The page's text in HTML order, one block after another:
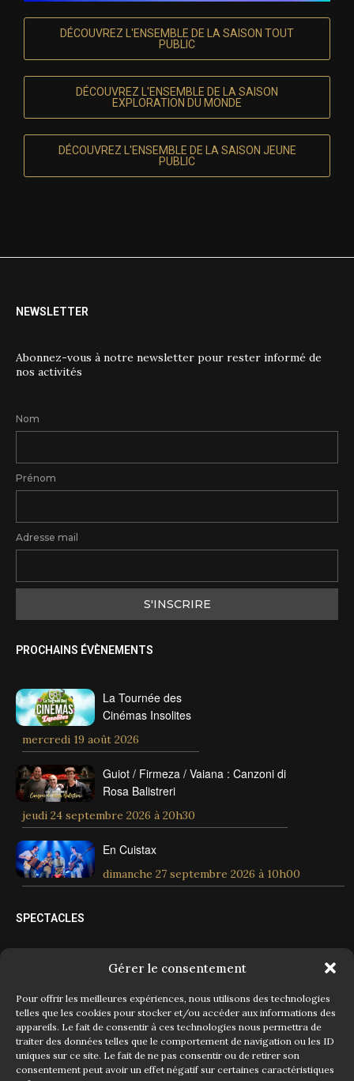
Gérer le consentement
Pour offrir les meilleures expériences, nous utilisons des technologies
telles que les cookies pour stocker et/ou accéder aux informations des
appareils. Le fait de consentir à ces technologies nous permettra de
traiter des données telles que le comportement de navigation ou les ID
uniques sur ce site. Le fait de ne pas consentir ou de retirer son
consentement peut avoir un effet négatif sur certaines caractéristiques
DÉCOUVREZ L'ENSEMBLE DE LA SAISON TOUT
PUBLIC
DÉCOUVREZ L'ENSEMBLE DE LA SAISON
EXPLORATION DU MONDE
DÉCOUVREZ L'ENSEMBLE DE LA SAISON JEUNE
PUBLIC
NEWSLETTER
Abonnez-vous à notre newsletter pour rester informé de
nos activités
Nom
Prénom
Adresse mail
PROCHAINS ÉVÈNEMENTS
La Tournée des
Cinémas Insolites
mercredi 19 août 2026
Guiot / Firmeza / Vaiana : Canzoni di
Rosa Balistreri
jeudi 24 septembre 2026 à 20h30
En Cuistax
dimanche 27 septembre 2026 à 10h00
SPECTACLES
Spectacles tout public
Spectacles jeune public
Évènements
Concerts